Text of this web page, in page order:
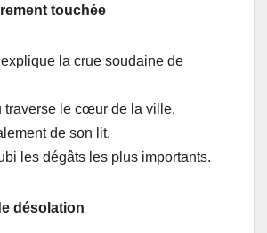
touchée
la crue soudaine de
traverse le cœur de la ville.
de son lit.
les dégâts les plus importants.
désolation